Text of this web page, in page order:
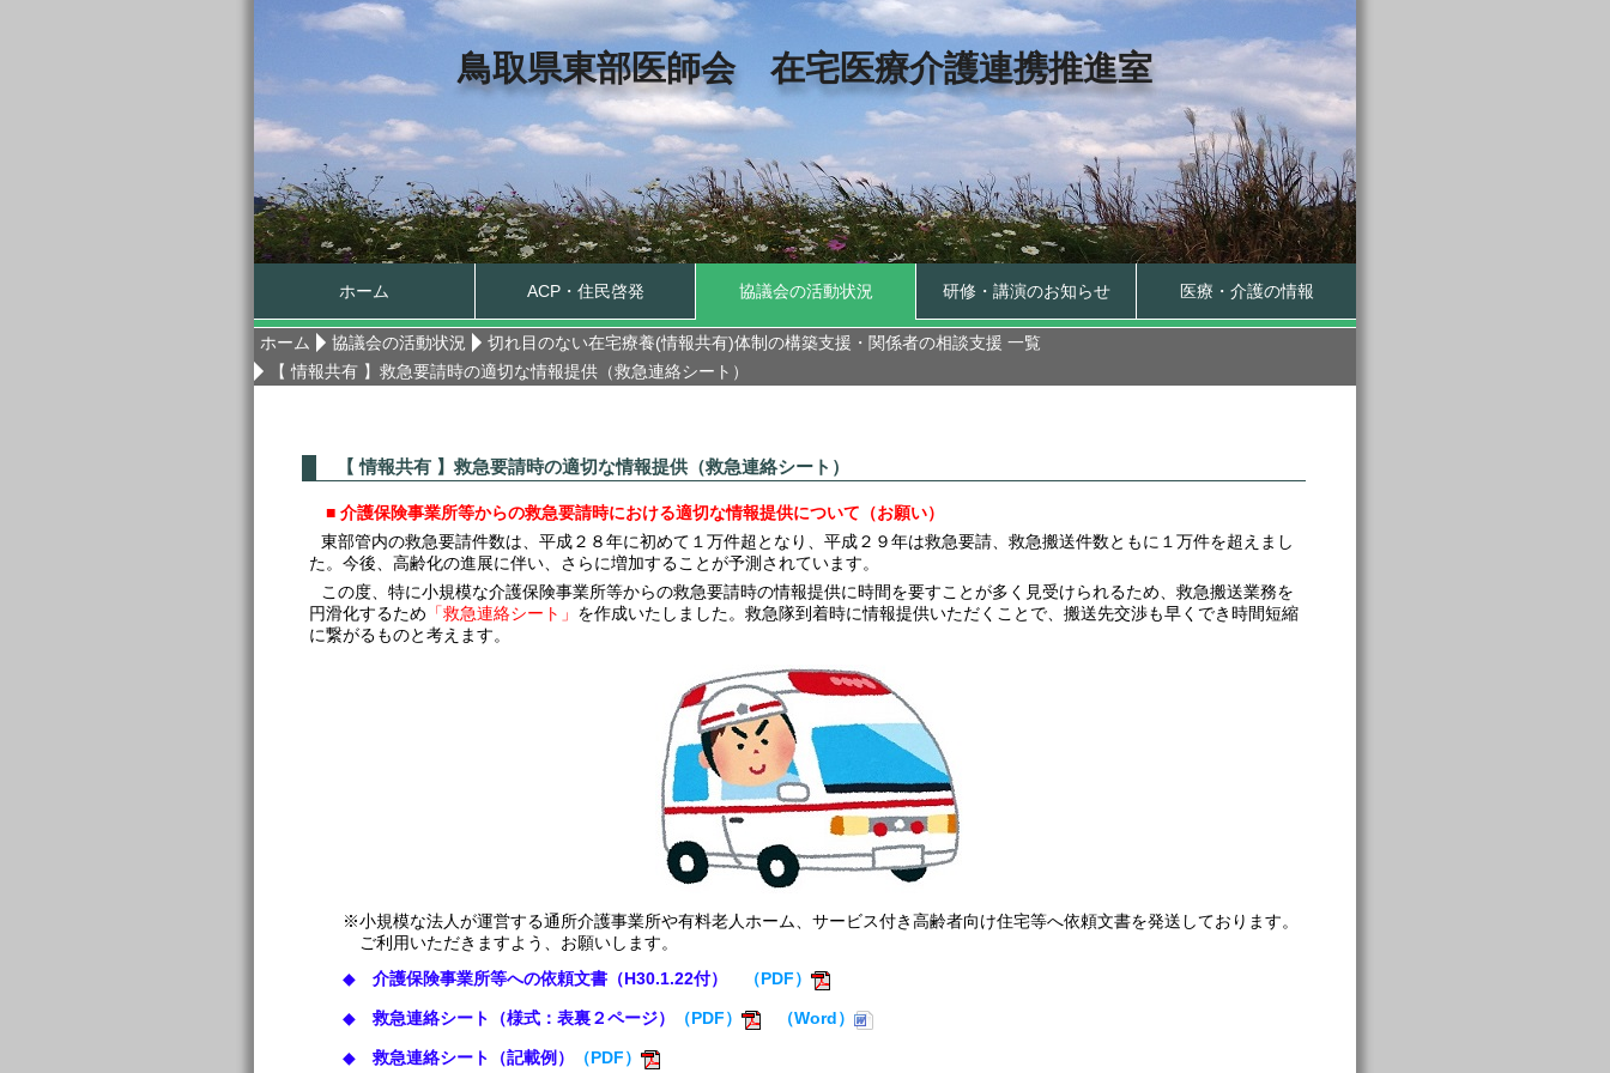
鳥取県東部医師会 在宅医療介護連携推進室
ホーム ACP・住民啓発 協議会の活動状況 研修・講演のお知らせ 医療・介護の情報
ホーム 協議会の活動状況
切れ目のない在宅療養(情報共有)体制の構築支援・関係者の相談支援 一覧
【 情報共有 】救急要請時の適切な情報提供（救急連絡シート）
【 情報共有 】救急要請時の適切な情報提供（救急連絡シート）
■ 介護保険事業所等からの救急要請時における適切な情報提供について（お願い）
東部管内の救急要請件数は、平成２８年に初めて１万件超となり、平成２９年は救急要請、救急搬送件数ともに１万件を超えまし
た。今後、高齢化の進展に伴い、さらに増加することが予測されています。
この度、特に小規模な介護保険事業所等からの救急要請時の情報提供に時間を要すことが多く見受けられるため、救急搬送業務を
円滑化するため 「救急連絡シート」 を作成いたしました。救急隊到着時に情報提供いただくことで、搬送先交渉も早くでき時間短縮
に繋がるものと考えます。
※小規模な法人が運営する通所介護事業所や有料老人ホーム、サービス付き高齢者向け住宅等へ依頼文書を発送しております。
ご利用いただきますよう、お願いします。
◆ 介護保険事業所等への依頼文書（H30.1.22付） （PDF）
◆救急連絡シート（様式：表裏２ページ） （PDF） （Word）
◆救急連絡シート（記載例） （PDF）